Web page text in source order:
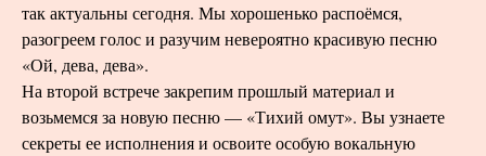
так актуальны сегодня. Мы хорошенько распоёмся,
разогреем голос и разучим невероятно красивую песню
«Ой, дева, дева».
На второй встрече закрепим прошлый материал и
возьмемся за новую песню — «Тихий омут». Вы узнаете
секреты ее исполнения и освоите особую вокальную